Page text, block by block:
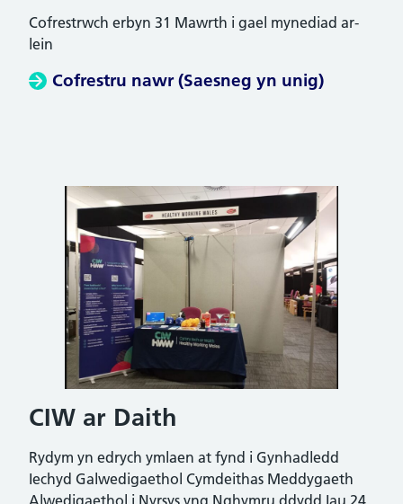
Cofrestrwch erbyn 31 Mawrth i gael mynediad ar-
lein
Cofrestru nawr (Saesneg yn unig)
CIW ar Daith
Rydym yn edrych ymlaen at fynd i Gynhadledd
Iechyd Galwedigaethol Cymdeithas Meddygaeth